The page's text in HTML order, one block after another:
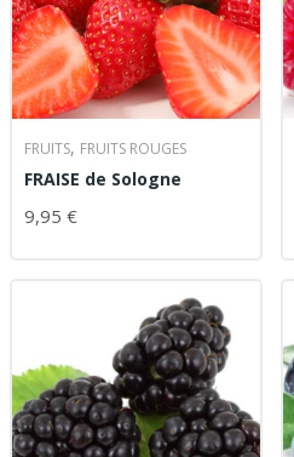
FRUITS, FRUITS ROUGES
FRAISE de Sologne
9,95 €
AJOUTER AU PANIER